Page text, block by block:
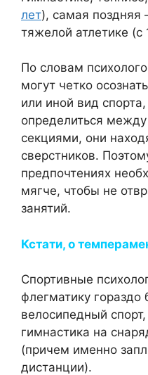
лет), самая поздняя
тяжелой атлетике (с
По словам
могут четко
или иной вид
определиться
секциями, они
сверстников.
предпочтениях
мягче, чтобы не
занятий.
Кстати, о
Спортивные
флегматику гораздо
велосипедный
гимнастика на
(причем именно
дистанции).